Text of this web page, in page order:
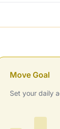
Move Goal
Set your daily